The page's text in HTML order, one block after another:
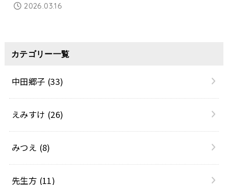
2026.03.16
カテゴリー一覧
中田郷子 (33)
えみすけ (26)
みつえ (8)
先生方 (11)